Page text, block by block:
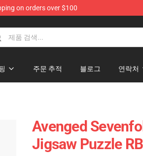
on orders over $100
주문 추적 블로그 연락처
Avenged
Jigsaw Puzzle